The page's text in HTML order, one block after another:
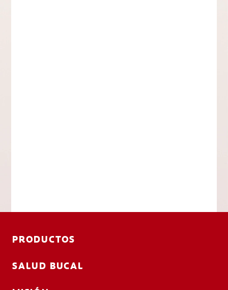
PRODUCTOS
SALUD BUCAL